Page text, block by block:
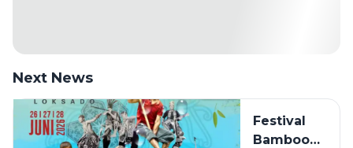
Next News
Festival
Bamboo